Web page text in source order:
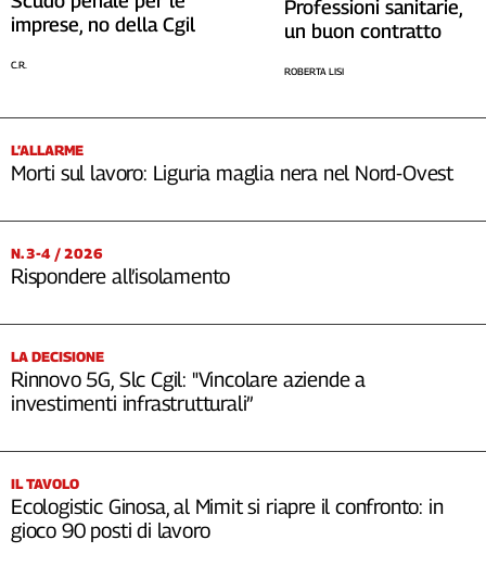
imprese, no della Cgil
C.R.
Professioni sanitarie,
un buon contratto
ROBERTA LISI
L’ALLARME
Morti sul lavoro: Liguria maglia nera nel Nord-Ovest
N. 3-4 / 2026
Rispondere all’isolamento
LA DECISIONE
Rinnovo 5G, Slc Cgil: "Vincolare aziende a
investimenti infrastrutturali”
IL TAVOLO
Ecologistic Ginosa, al Mimit si riapre il confronto: in
gioco 90 posti di lavoro